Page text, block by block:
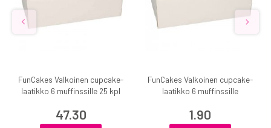
FunCakes Valkoinen cupcake-
laatikko 6 muffinssille 25 kpl
47.30
FunCakes Valkoinen cupcake-
laatikko 6 muffinssille
1.90